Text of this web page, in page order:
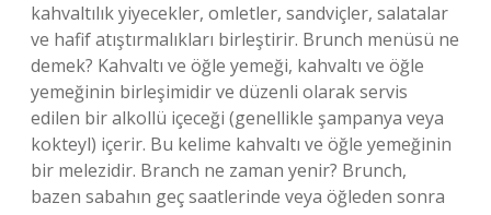
kahvaltılık yiyecekler, omletler, sandviçler, salatalar
ve hafif atıştırmalıkları birleştirir. Brunch menüsü ne
demek? Kahvaltı ve öğle yemeği, kahvaltı ve öğle
yemeğinin birleşimidir ve düzenli olarak servis
edilen bir alkollü içeceği (genellikle şampanya veya
kokteyl) içerir. Bu kelime kahvaltı ve öğle yemeğinin
bir melezidir. Branch ne zaman yenir? Brunch,
bazen sabahın geç saatlerinde veya öğleden sonra